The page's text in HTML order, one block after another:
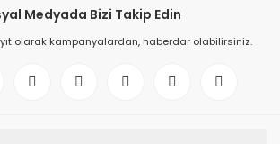
Medyada Bizi Takip Edin
olarak kampanyalardan, haberdar olabilirsiniz.